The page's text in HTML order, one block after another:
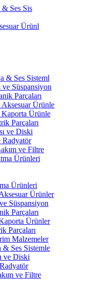
Ses Sis
Ürünl
& Ses Sisteml
Süspansiyon
Parçaları
Ürünle
Ürünle
Parçaları
ve Diski
Radyatör
ve Filtre
Ürünleri
Ürünleri
Ürünler
Süspansiyon
Parçaları
Ürünler
Parçaları
Malzemeler
Ses Sistemle
ve Diski
ve Filtre